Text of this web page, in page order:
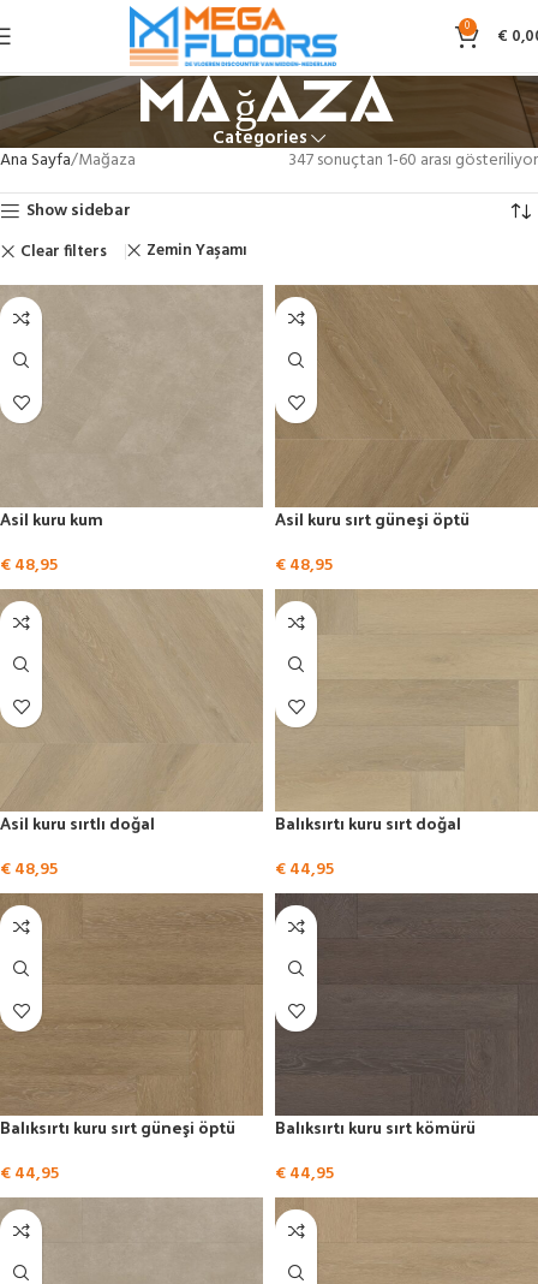
0 €
Mağaza
Categories
Ana Sayfa Mağaza
347 sonuçtan 1-60 arası gösteriliyor
Show sidebar
Clear filters Zemin Yaşamı
Asil kuru kum
€48,95
Asil kuru sırt güneşi öptü
€48,95
Asil kuru sırtlı doğal
€48,95
Balıksırtı kuru sırt doğal
€44,95
Balıksırtı kuru sırt güneşi öptü
€44,95
Balıksırtı kuru sırt kömürü
€44,95